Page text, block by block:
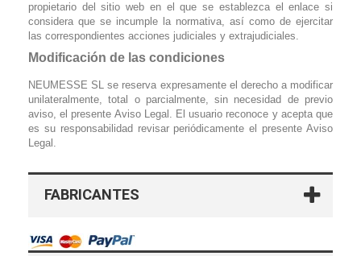
propietario del sitio web en el que se establezca el enlace si
considera que se incumple la normativa, así como de ejercitar
las correspondientes acciones judiciales y extrajudiciales.
Modificación de las condiciones
NEUMESSE SL se reserva expresamente el derecho a modificar
unilateralmente, total o parcialmente, sin necesidad de previo
aviso, el presente Aviso Legal. El usuario reconoce y acepta que
es su responsabilidad revisar periódicamente el presente Aviso
Legal.
FABRICANTES